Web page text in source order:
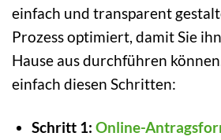
einfach und transparent
Prozess optimiert, damit Sie
Hause aus durchführen
einfach diesen Schritten:
Schritt 1: Online-